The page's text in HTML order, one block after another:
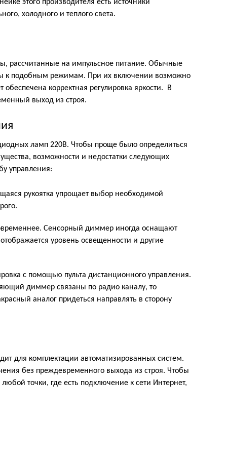
этого производителя есть источники
холодного и теплого света.
рассчитанные на импульсное питание. Обычные
к подобным режимам. При их включении возможно
корректная регулировка яркости. В
выход из строя.
ламп 220В. Чтобы проще было определиться
возможности и недостатки следующих
управления:
рукоятка упрощает выбор необходимой
Сенсорный диммер иногда оснащают
уровень освещенности и другие
с помощью пульта дистанционного управления.
диммер связаны по радио каналу, то
аналог придеться направлять в сторону
для комплектации автоматизированных систем.
без преждевременного выхода из строя. Чтобы
точки, где есть подключение к сети Интернет,